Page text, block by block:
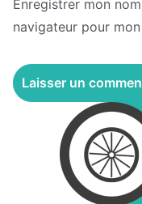
Enregistrer mon
navigateur pour